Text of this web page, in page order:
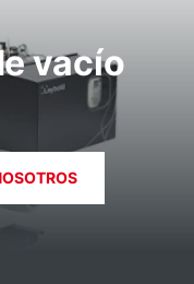
vacío